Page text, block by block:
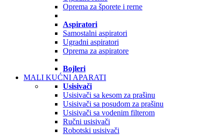
Oprema za šporete i rerne
Aspiratori
Samostalni aspiratori
Ugradni aspiratori
Oprema za aspiratore
Bojleri
MALI KUĆNI APARATI
Usisivači
Usisivači sa kesom za prašinu
Usisivači sa posudom za prašinu
Usisivači sa vodenim filterom
Ručni usisivači
Robotski usisivači